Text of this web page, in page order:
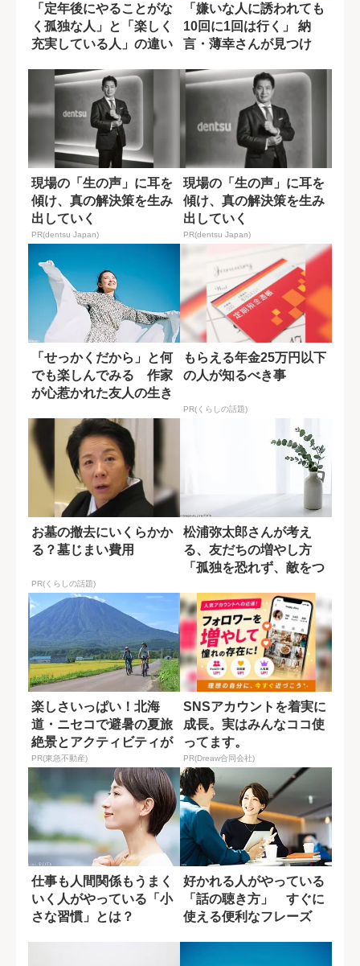
「定年後にやることがな
く孤独な人」と「楽しく
充実している人」の違い
「嫌いな人に誘われても
10回に1回は行く」 納
言・薄幸さんが見つけ
現場の「生の声」に耳を
傾け、真の解決策を生み
出していく
PR(dentsu Japan)
現場の「生の声」に耳を
傾け、真の解決策を生み
出していく
PR(dentsu Japan)
「せっかくだから」と何
でも楽しんでみる 作家
が心惹かれた友人の生き
もらえる年金25万円以下
の人が知るべき事
PR(くらしの話題)
お墓の撤去にいくらかか
る？墓じまい費用
PR(くらしの話題)
松浦弥太郎さんが考え
る、友だちの増やし方
「孤独を恐れず、敵をつ
楽しさいっぱい！北海
道・ニセコで避暑の夏旅
絶景とアクティビティが
揃う「ニセコ東...
PR(東急不動産)
SNSアカウントを着実に
成長。実はみんなココ使
ってます。
PR(Dreaw合同会社)
仕事も人間関係もうまく
いく人がやっている「小
さな習慣」とは？
好かれる人がやっている
「話の聴き方」 すぐに
使える便利なフレーズ